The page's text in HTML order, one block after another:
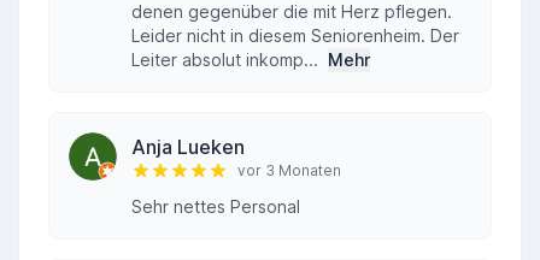
denen gegenüber die mit Herz pflegen.
Leider nicht in diesem Seniorenheim. Der
Leiter absolut inkomp... Mehr
Anja Lueken
vor 3 Monaten
Sehr nettes Personal